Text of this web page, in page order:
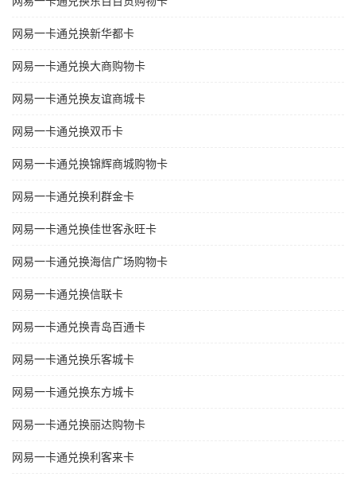
网易一卡通兑换新华都卡
网易一卡通兑换大商购物卡
网易一卡通兑换友谊商城卡
网易一卡通兑换双币卡
网易一卡通兑换锦辉商城购物卡
网易一卡通兑换利群金卡
网易一卡通兑换佳世客永旺卡
网易一卡通兑换海信广场购物卡
网易一卡通兑换信联卡
网易一卡通兑换青岛百通卡
网易一卡通兑换乐客城卡
网易一卡通兑换东方城卡
网易一卡通兑换丽达购物卡
网易一卡通兑换利客来卡